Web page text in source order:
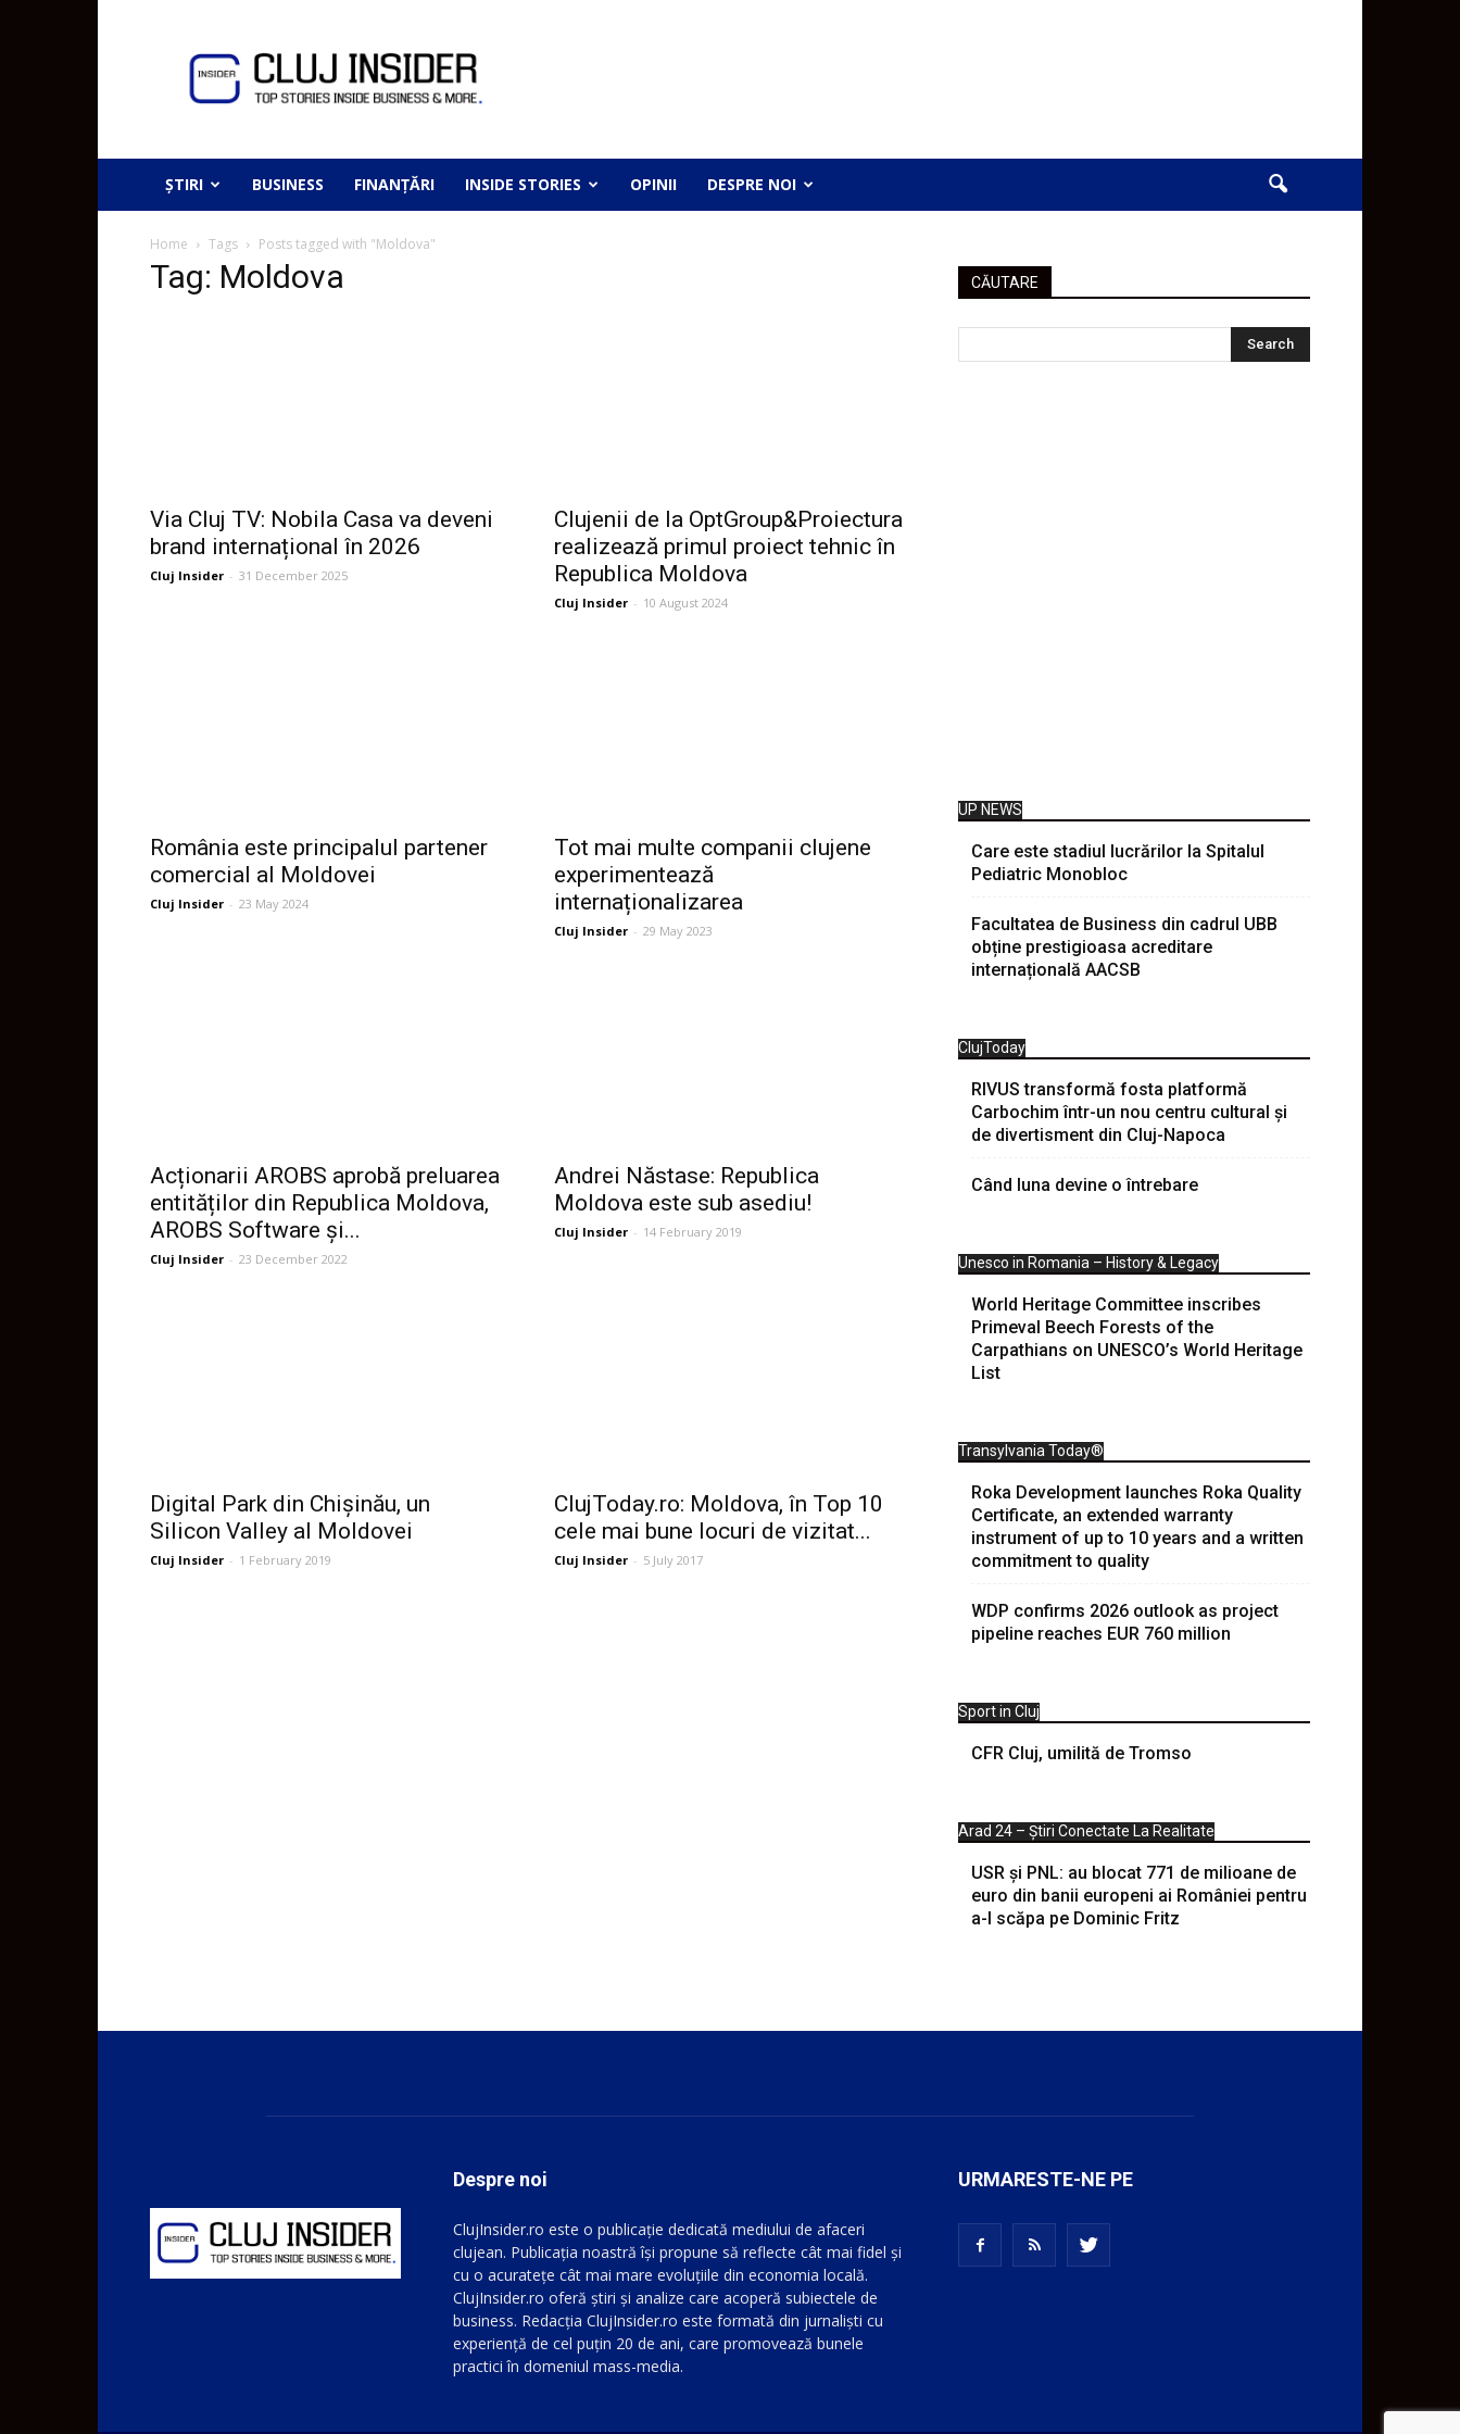
ȘTIRI BUSINESS FINANȚĂRI INSIDE STORIES OPINII DESPRE NOI
Home Tags Posts tagged with "Moldova"
Tag: Moldova
Via Cluj TV: Nobila Casa va deveni
brand internațional în 2026
Cluj Insider - 31 December 2025
Clujenii de la OptGroup&Proiectura
realizează primul proiect tehnic în
Republica Moldova
Cluj Insider - 10 August 2024
România este principalul partener
comercial al Moldovei
Cluj Insider - 23 May 2024
Tot mai multe companii clujene
experimentează
internaționalizarea
Cluj Insider - 29 May 2023
Acționarii AROBS aprobă preluarea
entităților din Republica Moldova,
AROBS Software și...
Cluj Insider - 23 December 2022
Andrei Năstase: Republica
Moldova este sub asediu!
Cluj Insider - 14 February 2019
Digital Park din Chișinău, un
Silicon Valley al Moldovei
Cluj Insider - 1 February 2019
ClujToday.ro: Moldova, în Top 10
cele mai bune locuri de vizitat...
Cluj Insider - 5 July 2017
CĂUTARE
UP NEWS
Care este stadiul lucrărilor la Spitalul
Pediatric Monobloc
Facultatea de Business din cadrul UBB
obține prestigioasa acreditare
internațională AACSB
ClujToday
RIVUS transformă fosta platformă
Carbochim într-un nou centru cultural și
de divertisment din Cluj-Napoca
Când luna devine o întrebare
Unesco in Romania – History & Legacy
World Heritage Committee inscribes
Primeval Beech Forests of the
Carpathians on UNESCO’s World Heritage
List
Transylvania Today®
Roka Development launches Roka Quality
Certificate, an extended warranty
instrument of up to 10 years and a written
commitment to quality
WDP confirms 2026 outlook as project
pipeline reaches EUR 760 million
Sport in Cluj
CFR Cluj, umilită de Tromso
Arad 24 – Știri Conectate La Realitate
USR și PNL: au blocat 771 de milioane de
euro din banii europeni ai României pentru
a-l scăpa pe Dominic Fritz
Despre noi
ClujInsider.ro este o publicație dedicată mediului de afaceri
clujean. Publicația noastră își propune să reflecte cât mai fidel și
cu o acuratețe cât mai mare evoluțiile din economia locală.
ClujInsider.ro oferă știri și analize care acoperă subiectele de
business. Redacția ClujInsider.ro este formată din jurnaliști cu
experiență de cel puțin 20 de ani, care promovează bunele
practici în domeniul mass-media.
URMARESTE-NE PE